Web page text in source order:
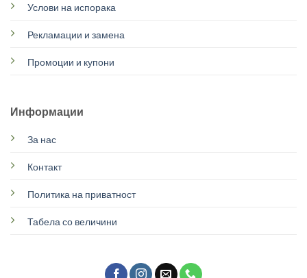
Услови на испорака
Рекламации и замена
Промоции и купони
Информации
За нас
Контакт
Политика на приватност
Табела со величини